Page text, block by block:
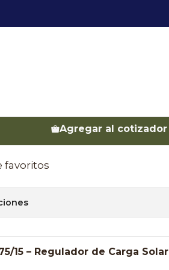
15
Agregar al cotizador
favoritos
15 – Regulador de Carga Solar